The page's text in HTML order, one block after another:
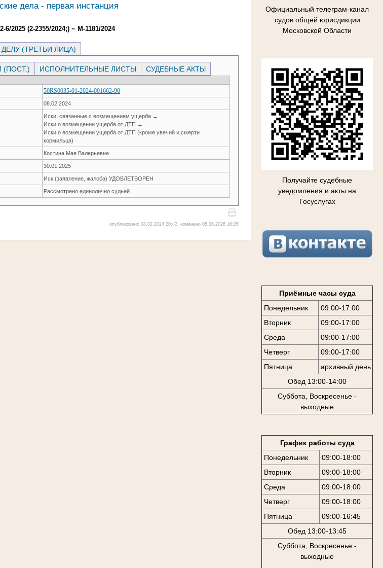
Официальный телеграм-канал
судов общей юрисдикции
Московской Области
Получайте судебные
уведомления и акты на
Госуслугах
Приёмные часы суда
Понедельник
09:00-17:00
Вторник
09:00-17:00
Среда
09:00-17:00
Четверг
09:00-17:00
Пятница
архивный день
Обед 13:00-14:00
Суббота, Воскресенье -
выходные
График работы суда
Понедельник
09:00-18:00
Вторник
09:00-18:00
Среда
09:00-18:00
Четверг
09:00-18:00
Пятница
09:00-16:45
Обед 13:00-13:45
Суббота, Воскресенье -
выходные
дела - первая инстанция
2025 (2-2355/2024;) ~ М-1181/2024
(ТРЕТЬИ ЛИЦА)
ИСПОЛНИТЕЛЬНЫЕ ЛИСТЫ СУДЕБНЫЕ АКТЫ
50RS0035-01-2024-001662-90
08.02.2024
Иски, связанные с возмещением ущерба →
Иски о возмещении ущерба от ДТП →
Иски о возмещении ущерба от ДТП (кроме увечий и смерти
кормильца)
Костина Мая Валерьевна
30.01.2025
Иск (заявление, жалоба) УДОВЛЕТВОРЕН
Рассмотрено единолично судьей
опубликовано 08.02.2024 20:42, изменено 05.06.2026 16:25